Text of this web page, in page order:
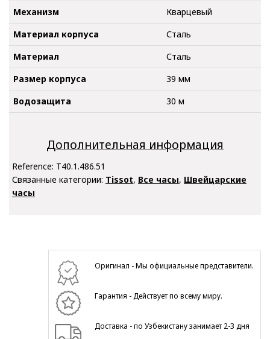
Механизм
Кварцевый
Материал корпуса
Сталь
Материал
Сталь
Размер корпуса
39 мм
Водозащита
30 м
Дополнительная информация
Reference: T40.1.486.51
Связанные категории: Tissot, Все часы, Швейцарские
часы
Оригинал - Мы официальные представители.
Гарантия - Действует по всему миру.
Доставка - по Узбекистану занимает 2-3 дня